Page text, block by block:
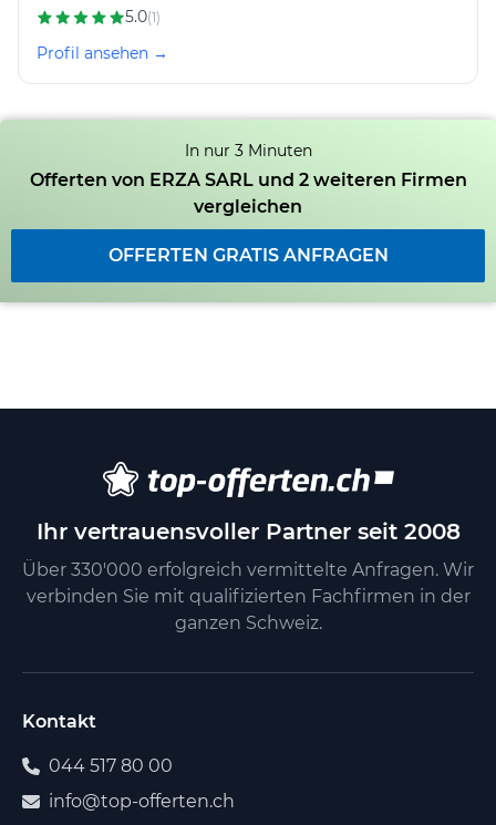
5.0(1)
Profil ansehen →
In nur 3 Minuten
Offerten von ERZA SARL und 2 weiteren Firmen
vergleichen
OFFERTEN GRATIS ANFRAGEN
Ihr vertrauensvoller Partner seit 2008
Über 330'000 erfolgreich vermittelte Anfragen. Wir
verbinden Sie mit qualifizierten Fachfirmen in der
ganzen Schweiz.
Kontakt
044 517 80 00
info@top-offerten.ch